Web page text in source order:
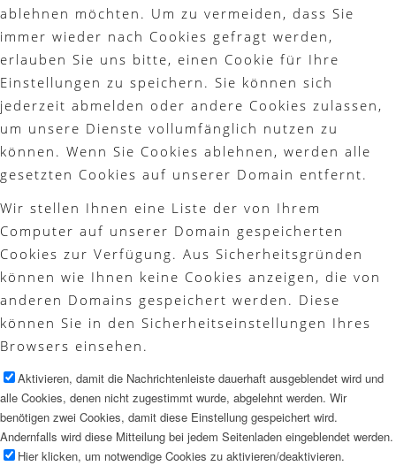
ablehnen möchten. Um zu vermeiden, dass Sie
immer wieder nach Cookies gefragt werden,
erlauben Sie uns bitte, einen Cookie für Ihre
Einstellungen zu speichern. Sie können sich
jederzeit abmelden oder andere Cookies zulassen,
um unsere Dienste vollumfänglich nutzen zu
können. Wenn Sie Cookies ablehnen, werden alle
gesetzten Cookies auf unserer Domain entfernt.
Wir stellen Ihnen eine Liste der von Ihrem
Computer auf unserer Domain gespeicherten
Cookies zur Verfügung. Aus Sicherheitsgründen
können wie Ihnen keine Cookies anzeigen, die von
anderen Domains gespeichert werden. Diese
können Sie in den Sicherheitseinstellungen Ihres
Browsers einsehen.
Aktivieren, damit die Nachrichtenleiste dauerhaft ausgeblendet wird und
alle Cookies, denen nicht zugestimmt wurde, abgelehnt werden. Wir
benötigen zwei Cookies, damit diese Einstellung gespeichert wird.
Andernfalls wird diese Mitteilung bei jedem Seitenladen eingeblendet werden.
Hier klicken, um notwendige Cookies zu aktivieren/deaktivieren.